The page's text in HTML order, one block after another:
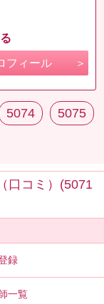
フィール
5074
5075
口コミ）(5071
録
一覧